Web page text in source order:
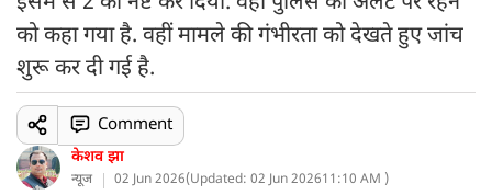
को कहा गया है. वहीं मामले की गंभीरता को देखते हुए जांच
शुरू कर दी गई है.
केशव झा
न्यूज 02 Jun 2026(Updated: 02 Jun 202611:10 AM )
Comment